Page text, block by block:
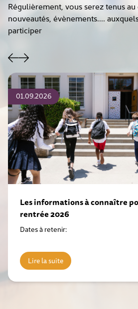
Régulièrement, vous serez tenus
nouveautés, évènements....
participer
01.09.2026
Les informations à connaître
rentrée 2026
Dates à retenir:
Lire la suite